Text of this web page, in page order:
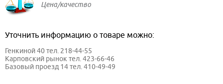
Цена/качество
Уточнить информацию о товаре можно:
Генкиной 40 тел. 218-44-55
Карповский рынок тел. 423-66-46
Базовый проезд 14 тел. 410-49-49